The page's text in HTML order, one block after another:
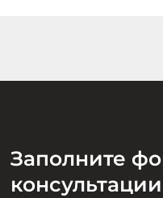
Заполните
консультации